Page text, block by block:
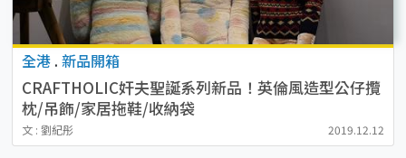
全港 . 新品開箱
CRAFTHOLIC奸夫聖誕系列新品！英倫風造型公仔攬
枕/吊飾/家居拖鞋/收納袋
文 : 劉紀彤 2019.12.12